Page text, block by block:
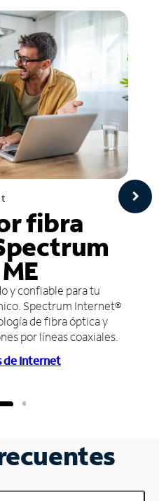
fibra
y confiable para tu
Spectrum Internet®
de fibra óptica y
por líneas coaxiales.
de Internet